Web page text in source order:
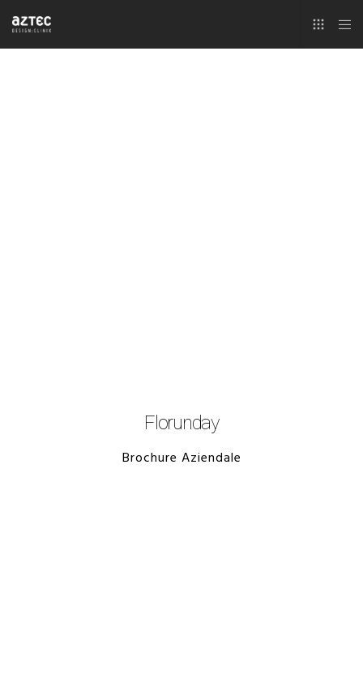
Florunday
Brochure Aziendale